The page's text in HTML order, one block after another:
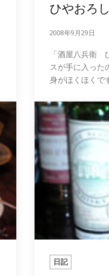
ひやおろし
2008年9月29日
「酒屋八兵衛 ひやおろし」
スが手に入った
身がほくほくで
日記